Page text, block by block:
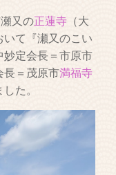
又の正蓮寺 （大
て『瀬又のこい
妙定会長＝市原市
長＝茂原市満福寺
た。